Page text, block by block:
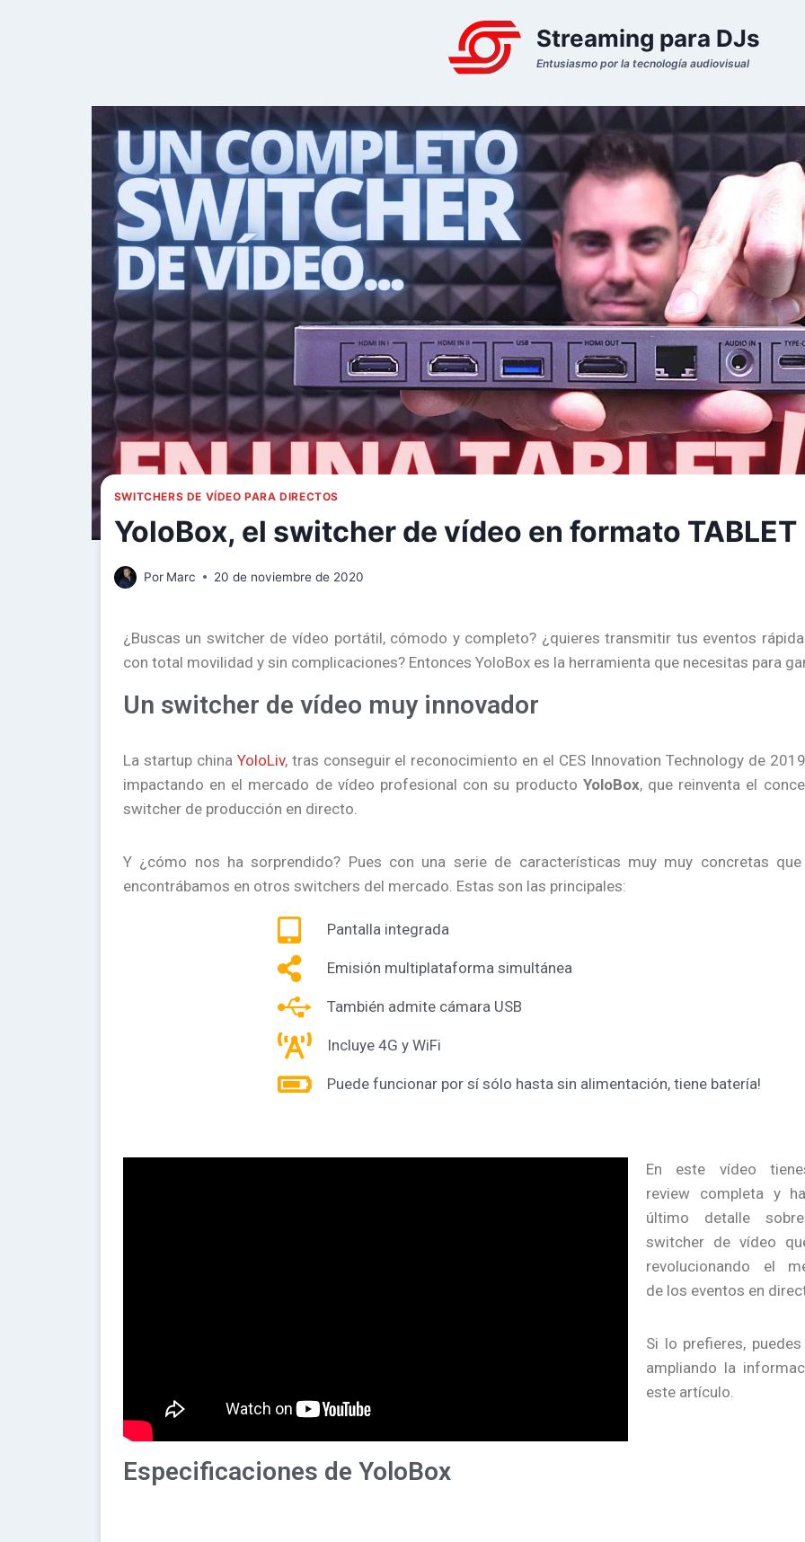
Streaming para DJs
Entusiasmo por la tecnología audiovisual
SWITCHERS DE VÍDEO PARA DIRECTOS
YoloBox, el switcher de vídeo en formato TABLET
Por Marc 20 de noviembre de 2020
¿Buscas un switcher de vídeo portátil, cómodo y completo? ¿quieres transmitir tus eventos
con total movilidad y sin complicaciones? Entonces YoloBox es la herramienta que necesitas para
Un switcher de vídeo muy innovador
La startup china YoloLiv, tras conseguir el reconocimiento en el CES Innovation Technology de
impactando en el mercado de vídeo profesional con su producto YoloBox, que reinventa el
switcher de producción en directo.
Y ¿cómo nos ha sorprendido? Pues con una serie de características muy muy concretas
encontrábamos en otros switchers del mercado. Estas son las principales:
Pantalla integrada
Emisión multiplataforma simultánea
También admite cámara USB
Incluye 4G y WiFi
Puede funcionar por sí sólo hasta sin alimentación, tiene batería!
En este vídeo
review completa y
último detalle
switcher de vídeo
revolucionando el
de los eventos en
Si lo prefieres,
ampliando la
este artículo.
Especificaciones de YoloBox